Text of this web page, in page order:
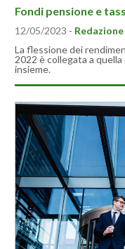
Fondi pensione e
12/05/2023 -
La flessione dei
2022 è collegata a
insieme.